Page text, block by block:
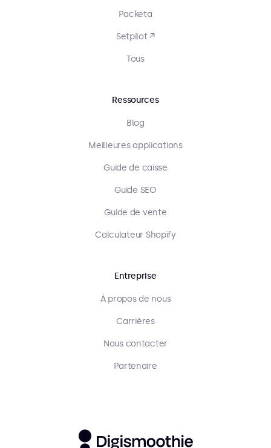
Packeta
Setpilot ↗
Tous
Ressources
Blog
Meilleures applications
Guide de caisse
Guide SEO
Guide de vente
Calculateur Shopify
Entreprise
À propos de nous
Carrières
Nous contacter
Partenaire